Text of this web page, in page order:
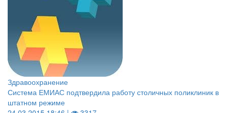
Здравоохранение
Система ЕМИАС подтвердила работу столичных поликлиник в
штатном режиме